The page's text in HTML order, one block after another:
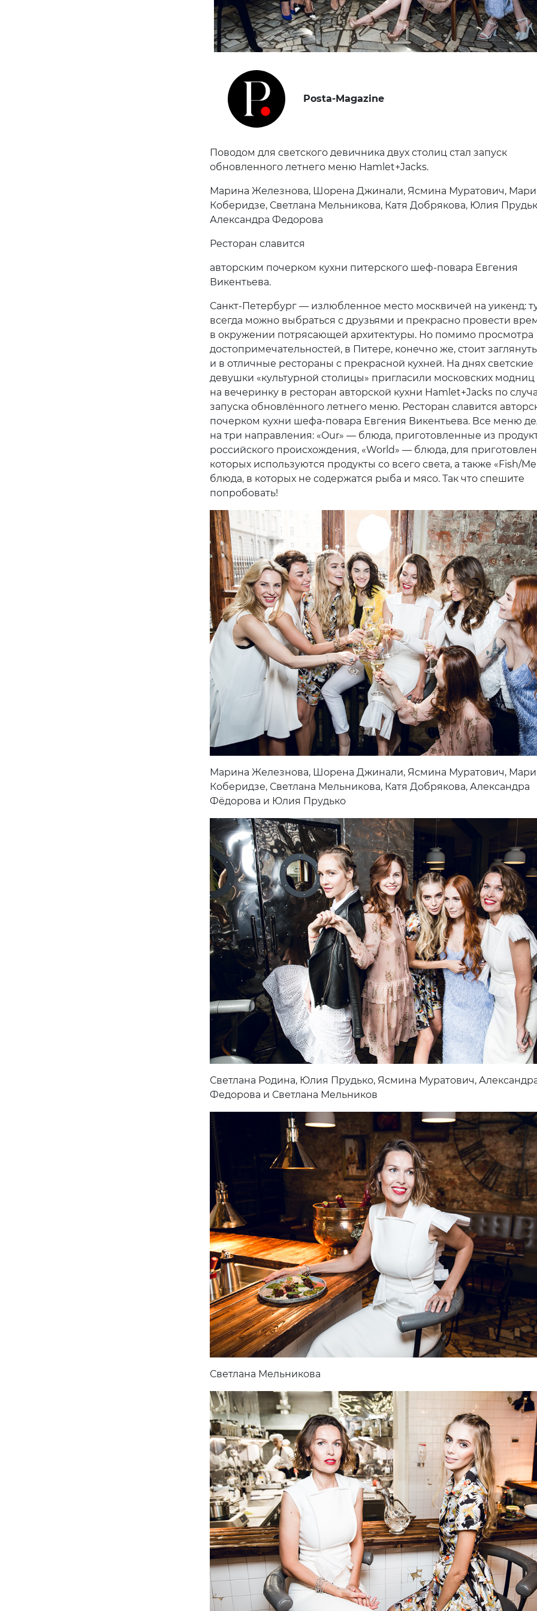
Posta-Magazine
Поводом для светского девичника двух столиц стал запуск
обновленного летнего меню Hamlet+Jacks.
Марина Железнова, Шорена Джинали, Ясмина Муратович, Мари
Коберидзе, Светлана Мельникова, Катя Добрякова, Юлия
Александра Федорова
Ресторан славится
авторским почерком кухни питерского шеф-повара Евгения
Викентьева.
Санкт-Петербург — излюбленное место москвичей на уикенд:
всегда можно выбраться с друзьями и прекрасно провести
в окружении потрясающей архитектуры. Но помимо просмотра
достопримечательностей, в Питере, конечно же, стоит заглянуть
и в отличные рестораны с прекрасной кухней. На днях светские
девушки «культурной столицы» пригласили московских модниц
на вечеринку в ресторан авторской кухни Hamlet+Jacks по
запуска обновлённого летнего меню. Ресторан славится
почерком кухни шефа-повара Евгения Викентьева. Все меню
на три направления: «Our» — блюда, приготовленные из
российского происхождения, «World» — блюда, для
которых используются продукты со всего света, а также «Fish/
блюда, в которых не содержатся рыба и мясо. Так что спешите
попробовать!
Марина Железнова, Шорена Джинали, Ясмина Муратович, Мари
Коберидзе, Светлана Мельникова, Катя Добрякова, Александра
Фёдорова и Юлия Прудько
Светлана Родина, Юлия Прудько, Ясмина Муратович,
Федорова и Светлана Мельников
Светлана Мельникова